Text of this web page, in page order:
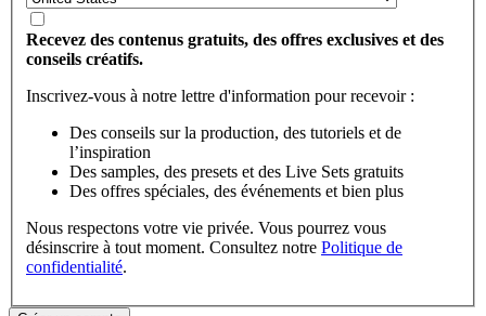
Recevez des contenus gratuits, des offres exclusives et des
conseils créatifs.
Inscrivez-vous à notre lettre d'information pour recevoir :
Des conseils sur la production, des tutoriels et de
l’inspiration
Des samples, des presets et des Live Sets gratuits
Des offres spéciales, des événements et bien plus
Nous respectons votre vie privée. Vous pourrez vous
désinscrire à tout moment. Consultez notre Politique de
confidentialité.